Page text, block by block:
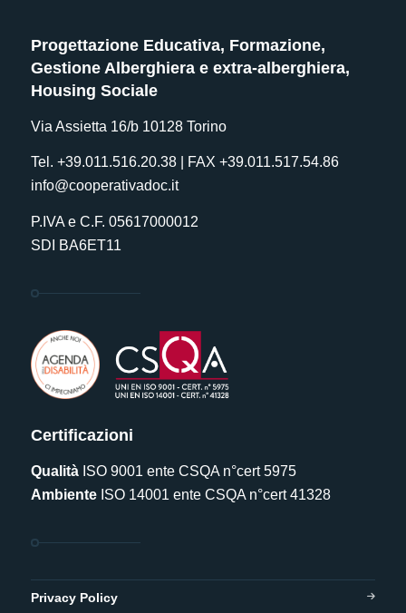
Progettazione Educativa, Formazione,
Gestione Alberghiera e extra-alberghiera,
Housing Sociale
Via Assietta 16/b 10128 Torino
Tel. +39.011.516.20.38 | FAX +39.011.517.54.86
info@cooperativadoc.it
P.IVA e C.F. 05617000012
SDI BA6ET11
Certificazioni
QualitàISO 9001 ente CSQA n°cert 5975
AmbienteISO 14001 ente CSQA n°cert 41328
Privacy Policy